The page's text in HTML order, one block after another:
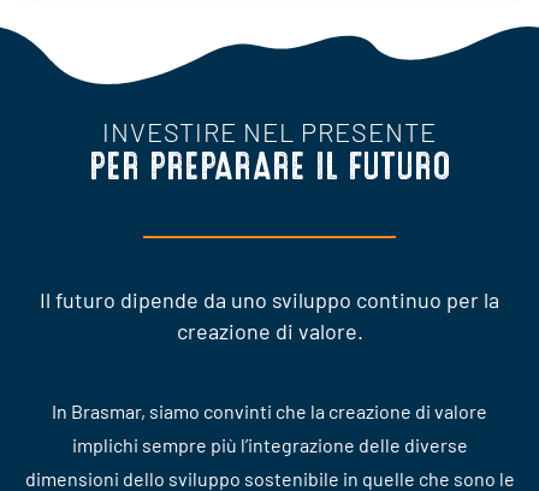
INVESTIRE NEL PRESENTE
PER PREPARARE IL FUTURO
Il futuro dipende da uno sviluppo continuo per la
creazione di valore.
In Brasmar, siamo convinti che la creazione di valore
implichi sempre più l’integrazione delle diverse
dimensioni dello sviluppo sostenibile in quelle che sono le